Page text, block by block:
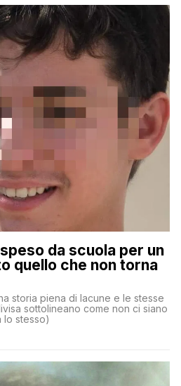
da scuola per un
quello che non torna
storia piena di lacune e le stesse
sottolineano come non ci siano
lo stesso)